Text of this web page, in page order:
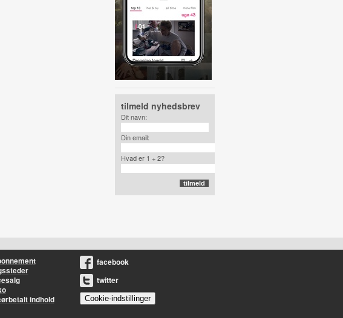
tilmeld nyhedsbrev
Dit navn:
Din email:
Hvad er 1 + 2?
indhold
facebook
twitter
Cookie-indstillinger